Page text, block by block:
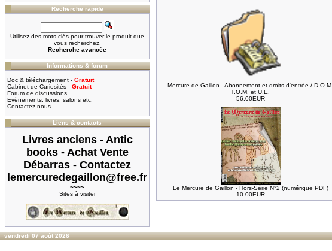
Recherche rapide
Utilisez des mots-clés pour trouver le produit que
vous recherchez.
Recherche avancée
Informations & forum
Doc & téléchargement - Gratuit
Cabinet de Curiosités - Gratuit
Forum de discussions
Evènements, livres, salons etc.
Contactez-nous
Liens & contacts
Livres anciens - Antic
books - Achat Vente
Débarras - Contactez
lemercuredegaillon@free.fr
~~~~
Sites à visiter
Mercure de Gaillon - Abonnement et droits d'entrée / D.O.M,
T.O.M. et U.E.
56.00EUR
Le Mercure de Gaillon - Hors-Série N°2 (numérique PDF)
10.00EUR
vendredi 07 août 2026